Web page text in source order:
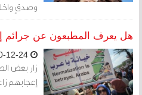
وصدقٍ
هل يعرف المطبعون عن جرائم
زار بعض
إعجابهم